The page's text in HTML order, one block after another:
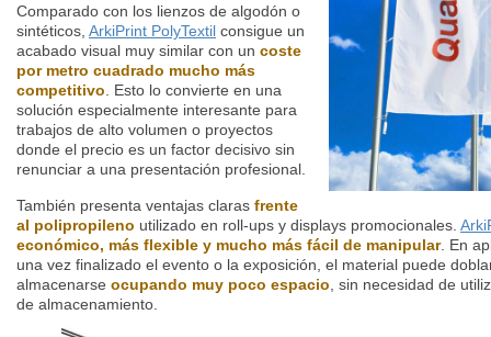
Comparado con los lienzos de algodón o
sintéticos, ArkiPrint PolyTextil consigue un
acabado visual muy similar con un coste
por metro cuadrado mucho más
competitivo . Esto lo convierte en una
solución especialmente interesante para
trabajos de alto volumen o proyectos
donde el precio es un factor decisivo sin
renunciar a una presentación profesional.
También presenta ventajas claras frente
al polipropileno utilizado en roll-ups y displays promocionales.
económico, más flexible y mucho más fácil de manipular. En
una vez finalizado el evento o la exposición, el material puede
almacenarse ocupando muy poco espacio , sin necesidad de
de almacenamiento.